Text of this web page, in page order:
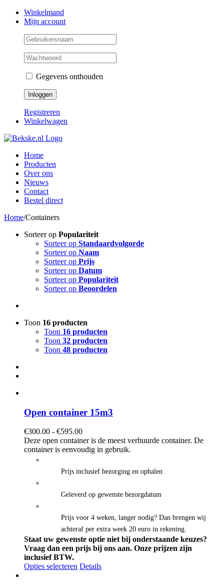
Skip
Facebook
Instagram
TwitterWinkelmand
Mijn account
Gegevens onthouden
Registreren
Winkelwagen
Home
Producten
Over ons
Nieuws
Contact
Bestel direct
Home/Containers
Sorteer op Populariteit
Sorteer op Standaardvolgorde
Sorteer op Naam
Sorteer op Prijs
Sorteer op Datum
Sorteer op Populariteit
Sorteer op Beoordelen
Toon 16 producten
Toon 16 producten
Toon 32 producten
Toon 48 producten
Open container 15m3
€300.00 - €595.00Prijsklasse:
€300.00
tot
Deze open container is de meest verhuurde container. De
container is eenvoudig in gebruik.
Prijs inclusief bezorging en ophalen
Geleverd op gewenste bezorgdatum
Prijs voor 4 weken, langer nodig? Dan brengen wij
achteraf per extra week 20 euro in rekening.
Staat uw gewenste optie niet bij onderstaande keuzes?
Vraag dan een prijs bij ons aan. Onze prijzen zijn
inclusief BTW.
Opties selecteren Details